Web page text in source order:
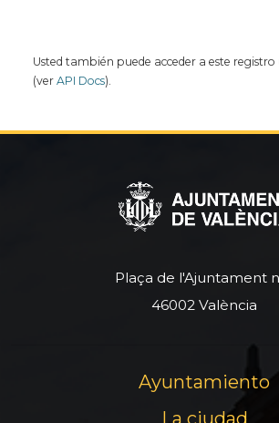
Usted también puede acceder a este
(ver API Docs).
Plaça de l'Ajuntament
46002 València
Ayuntamiento
La ciudad